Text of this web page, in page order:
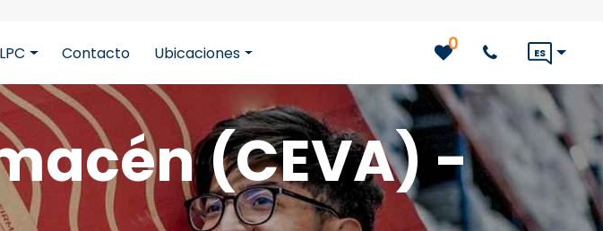
Contacto Ubicaciones 0 ES
(CEVA) -